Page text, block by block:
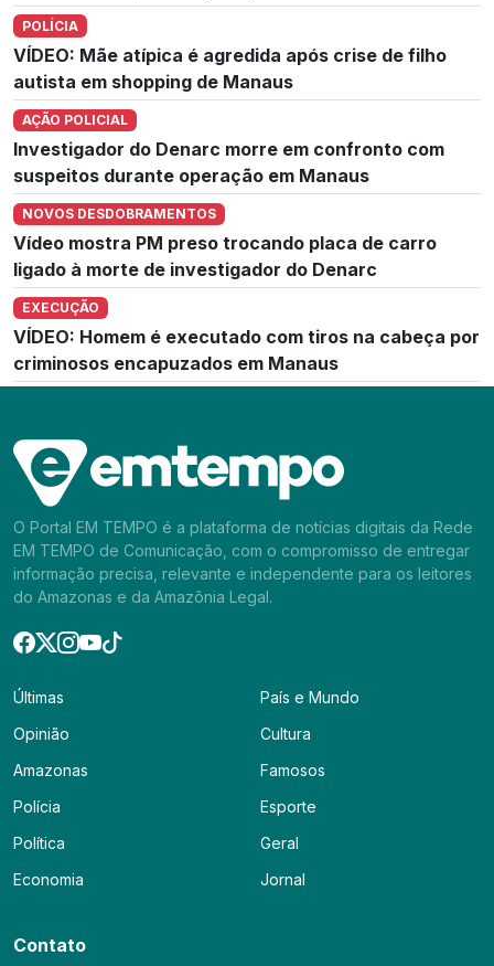
POLÍCIA
VÍDEO: Mãe atípica é agredida após crise de filho
autista em shopping de Manaus
AÇÃO POLICIAL
Investigador do Denarc morre em confronto com
suspeitos durante operação em Manaus
NOVOS DESDOBRAMENTOS
Vídeo mostra PM preso trocando placa de carro
ligado à morte de investigador do Denarc
EXECUÇÃO
VÍDEO: Homem é executado com tiros na cabeça por
criminosos encapuzados em Manaus
O Portal EM TEMPO é a plataforma de notícias digitais da Rede
EM TEMPO de Comunicação, com o compromisso de entregar
informação precisa, relevante e independente para os leitores
do Amazonas e da Amazônia Legal.
Últimas
Opinião
Amazonas
Polícia
Política
Economia
País e Mundo
Cultura
Famosos
Esporte
Geral
Jornal
Contato